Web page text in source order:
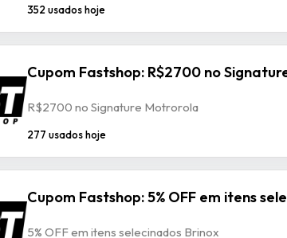
352 usados hoje
Cupom Fastshop: R$2700 no
R$2700 no Signature Motrorola
277 usados hoje
Cupom Fastshop: 5% OFF em itens
5% OFF em itens selecinados Brinox